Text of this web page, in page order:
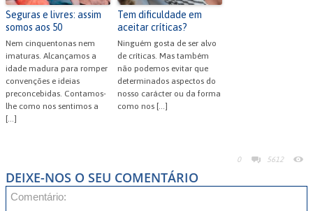
0 5612
Seguras e livres: assim
somos aos 50
Nem cinquentonas nem
imaturas. Alcançamos a
idade madura para romper
convenções e ideias
preconcebidas. Contamos-
lhe como nos sentimos a
[…]
Tem dificuldade em
aceitar críticas?
Ninguém gosta de ser alvo
de críticas. Mas também
não podemos evitar que
determinados aspectos do
nosso carácter ou da forma
como nos […]
DEIXE-NOS O SEU COMENTÁRIO